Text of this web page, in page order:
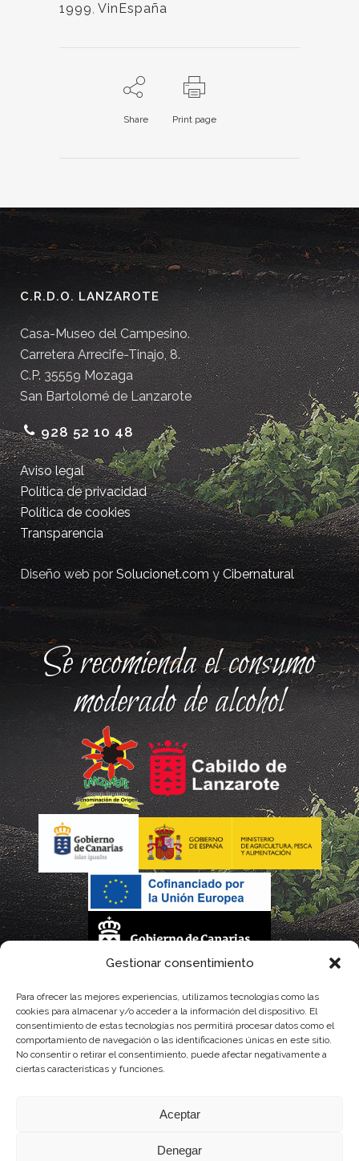
Gestionar consentimiento
Para ofrecer las mejores experiencias, utilizamos tecnologías como las
cookies para almacenar y/o acceder a la información del dispositivo. El
consentimiento de estas tecnologías nos permitirá procesar datos como el
comportamiento de navegación o las identificaciones únicas en este sitio.
No consentir o retirar el consentimiento, puede afectar negativamente a
ciertas características y funciones.
Aceptar
Denegar
1999, VinEspaña
Share Print page
C.R.D.O. LANZAROTE
Casa-Museo del Campesino.
Carretera Arrecife-Tinajo, 8.
C.P. 35559 Mozaga
San Bartolomé de Lanzarote
928 52 10 48
Aviso legal
Política de privacidad
Política de cookies
Transparencia
Diseño web porSolucionet.comyCibernatural
Se recomienda el consumo
moderado de alcohol
parcialmente, por el Gobierno de Canarias
con fondos provenientes del presupuesto de gastos del Instituto Canario de
Calidad Agroalimentaria